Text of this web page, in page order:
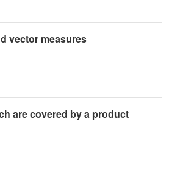
vector measures
are covered by a product